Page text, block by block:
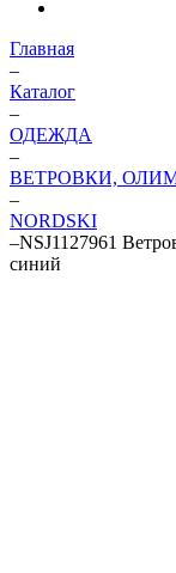
Главная
–
Каталог
–
ОДЕЖДА
–
ВЕТРОВКИ,
–
NORDSKI
–NSJ1127961
синий